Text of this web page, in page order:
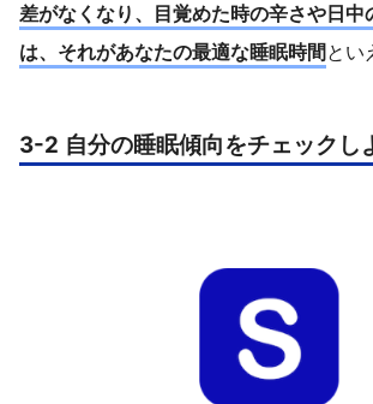
差がなくなり、目覚めた時の辛さや日中
は、それがあなたの最適な睡眠時間 とい
3-2 自分の睡眠傾向をチェックし